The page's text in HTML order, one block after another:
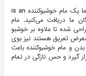
یک
مام خوشبوکننده is an
ما دریافت می‌کنید. مام
شده تا علاوه بر خوشبو
تعریق هستند نیز بوی
بدن و مام خوشبوکننده باعث
و حس تازگی در تمام